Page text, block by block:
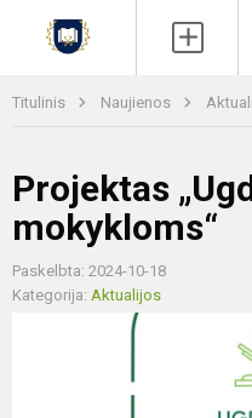
Titulinis Naujienos
Projektas
mokykloms“
Paskelbta: 2024-10-18
Kategorija: Aktualijos